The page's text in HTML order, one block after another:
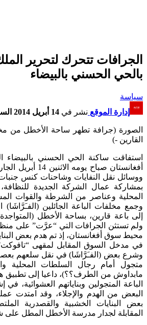
الجرافات تتحرك لتحرير
بالحي الحسني بالبيضاء
سياسة
إدارة الموقع نشر في 14 أبريل 2014 الساعة 22 و 36 دقيقة
الصورة (جرافة تطهر ساحة الأخطل من
القارين -)
استفاقت ساكنة الحي الحسني بالبيضاء
أفغانستان صباح
ووسائل نقل النفايات وشاحنات كنس
بمشاركة عمال الشركة الجديدة
المحلية وعناصر من الشرطة والقوات
وجمع مخلفات الباعة الجائلين (الفـَرَّاشَا)
إلى باعة قارين، بساحة الأخطل
ولم تستثن الجرافات التي “عرَّت” على
محيط سوق أفغانستان، إذ تم هدم بعض
في مدخل السوق المقابل لمقهى
وشرع بعض (الفـَرَّاشَا) في نقل سلعهم
متجول أمام رجال السلطات المحلية
مابداوش من الطرف؟؟)، داعيا إلى تطبيق
الباعة المتجولين وبناياتهم العشوائية، في
البعض من الهدم والإجلاء، وقد امتدت
بعض البنايات الخشبية والقصدرية
المقابلة لجدار مدرسة الأخطل المطل على